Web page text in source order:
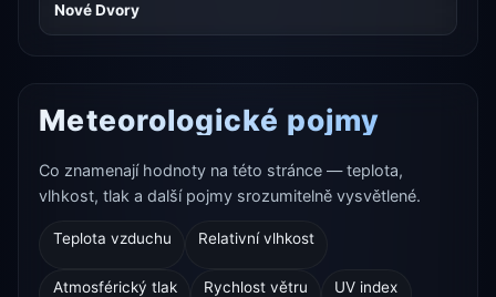
Nové Dvory
Meteorologické pojmy
Co znamenají hodnoty na této stránce — teplota,
vlhkost, tlak a další pojmy srozumitelně vysvětlené.
Teplota vzduchu Relativní vlhkost
Atmosférický tlak Rychlost větru UV index